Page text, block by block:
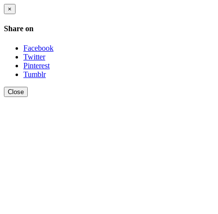
×
Share on
Facebook
Twitter
Pinterest
Tumblr
Close